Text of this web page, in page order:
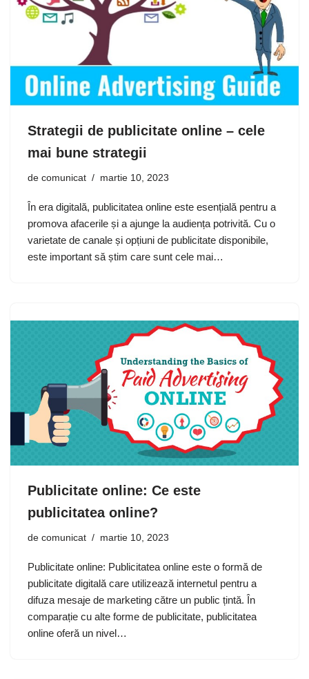
Strategii de publicitate online – cele
mai bune strategii
de comunicat martie 10, 2023
În era digitală, publicitatea online este esențială pentru a
promova afacerile și a ajunge la audiența potrivită. Cu o
varietate de canale și opțiuni de publicitate disponibile,
este important să știm care sunt cele mai…
Publicitate online: Ce este
publicitatea online?
de comunicat martie 10, 2023
Publicitate online: Publicitatea online este o formă de
publicitate digitală care utilizează internetul pentru a
difuza mesaje de marketing către un public țintă. În
comparație cu alte forme de publicitate, publicitatea
online oferă un nivel…